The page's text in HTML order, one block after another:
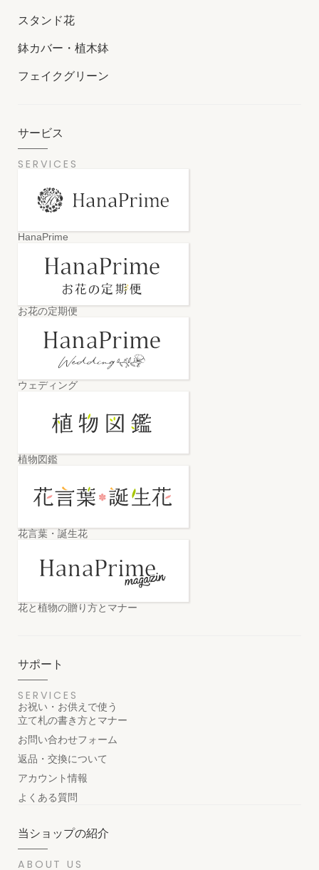
スタンド花
鉢カバー・植木鉢
フェイクグリーン
サービス
SERVICES
HanaPrime
お花の定期便
ウェディング
植物図鑑
花言葉・誕生花
花と植物の贈り方とマナー
サポート
SERVICES
お祝い・お供えで使う
立て札の書き方とマナー
お問い合わせフォーム
返品・交換について
アカウント情報
よくある質問
当ショップの紹介
ABOUT US